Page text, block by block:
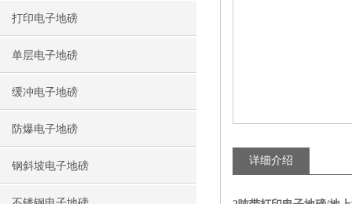
打印电子地磅
单层电子地磅
缓冲电子地磅
防爆电子地磅
钢斜坡电子地磅 详细介绍